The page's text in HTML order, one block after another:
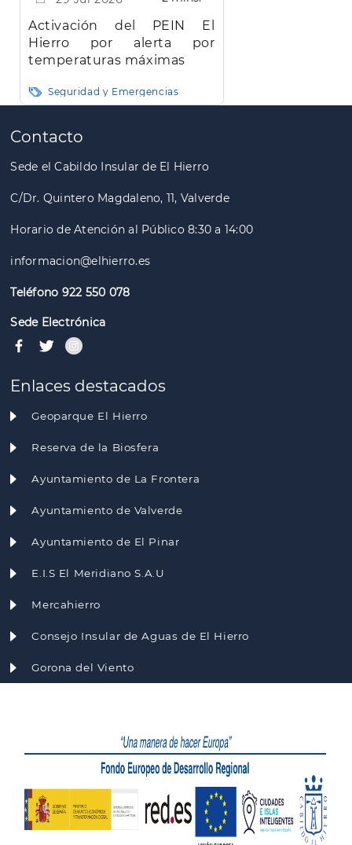
Activación del PEIN El
Hierro por alerta por
temperaturas máximas
Seguridad y Emergencias
Paginación
Contacto
Sede el Cabildo Insular de El Hierro
C/Dr. Quintero Magdaleno, 11, Valverde
Horario de Atención al Público 8:30 a 14:00
informacion@elhierro.es
Teléfono 922 550 078
Sede Electrónica
Enlaces destacados
Geoparque El Hierro
Reserva de la Biosfera
Ayuntamiento de La Frontera
Ayuntamiento de Valverde
Ayuntamiento de El Pinar
E.I.S El Meridiano S.A.U
Mercahierro
Consejo Insular de Aguas de El Hierro
Gorona del Viento